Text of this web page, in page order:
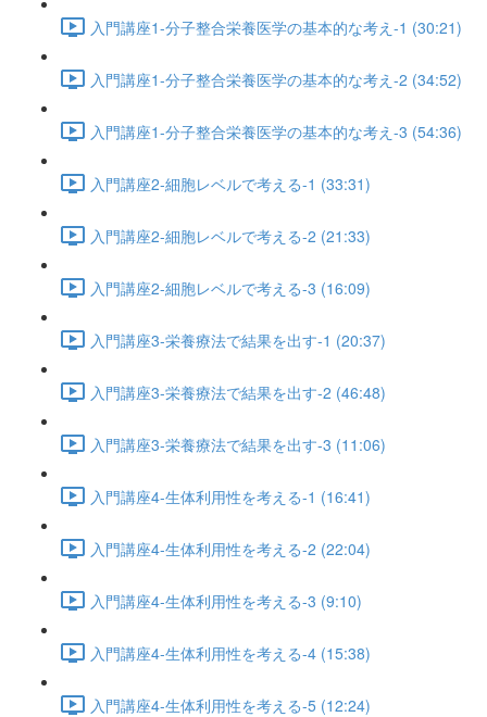
入門講座1-分子整合栄養医学の基本的な考え-1 (30:21)
入門講座1-分子整合栄養医学の基本的な考え-2 (34:52)
入門講座1-分子整合栄養医学の基本的な考え-3 (54:36)
入門講座2-細胞レベルで考える-1 (33:31)
入門講座2-細胞レベルで考える-2 (21:33)
入門講座2-細胞レベルで考える-3 (16:09)
入門講座3-栄養療法で結果を出す-1 (20:37)
入門講座3-栄養療法で結果を出す-2 (46:48)
入門講座3-栄養療法で結果を出す-3 (11:06)
入門講座4-生体利用性を考える-1 (16:41)
入門講座4-生体利用性を考える-2 (22:04)
入門講座4-生体利用性を考える-3 (9:10)
入門講座4-生体利用性を考える-4 (15:38)
入門講座4-生体利用性を考える-5 (12:24)